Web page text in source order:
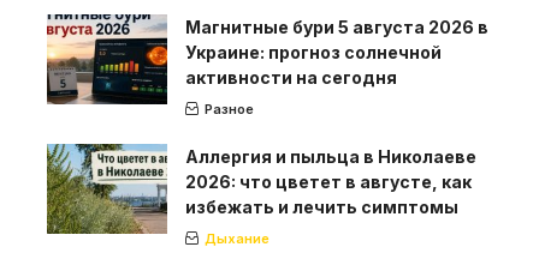
Магнитные бури 5 августа 2026 в
Украине: прогноз солнечной
активности на сегодня
Разное
Аллергия и пыльца в Николаеве
2026: что цветет в августе, как
избежать и лечить симптомы
Дыхание